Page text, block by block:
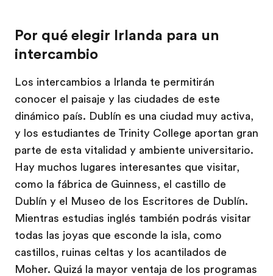
Por qué elegir Irlanda para un
intercambio
Los intercambios a Irlanda te permitirán
conocer el paisaje y las ciudades de este
dinámico país. Dublín es una ciudad muy activa,
y los estudiantes de Trinity College aportan gran
parte de esta vitalidad y ambiente universitario.
Hay muchos lugares interesantes que visitar,
como la fábrica de Guinness, el castillo de
Dublín y el Museo de los Escritores de Dublín.
Mientras estudias inglés también podrás visitar
todas las joyas que esconde la isla, como
castillos, ruinas celtas y los acantilados de
Moher. Quizá la mayor ventaja de los programas